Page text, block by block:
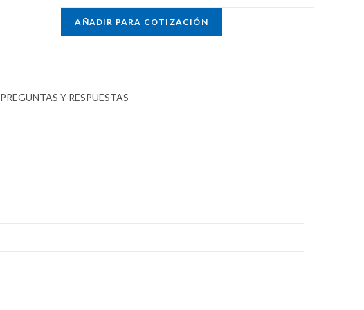
AÑADIR PARA COTIZACIÓN
PREGUNTAS Y RESPUESTAS